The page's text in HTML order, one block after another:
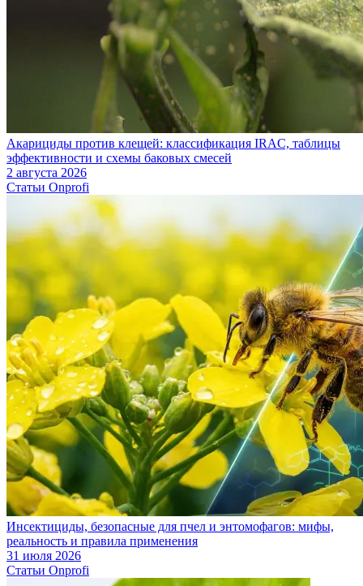
Акарициды против клещей: классификация IRAC, таблицы
эффективности и схемы баковых смесей
2 августа 2026
Статьи Onprofi
Инсектициды, безопасные для пчел и энтомофагов: мифы,
реальность и правила применения
31 июля 2026
Статьи Onprofi